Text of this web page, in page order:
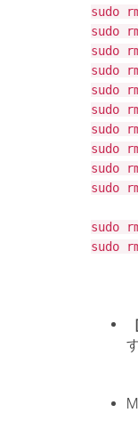
sudo
sudo
sudo
sudo
sudo
sudo
sudo
sudo
sudo
sudo
sudo
sudo